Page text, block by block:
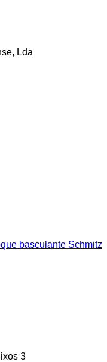
Lda
basculante Schmitz
3